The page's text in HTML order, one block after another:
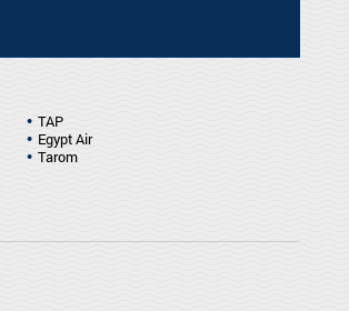
TAP
Egypt Air
Tarom